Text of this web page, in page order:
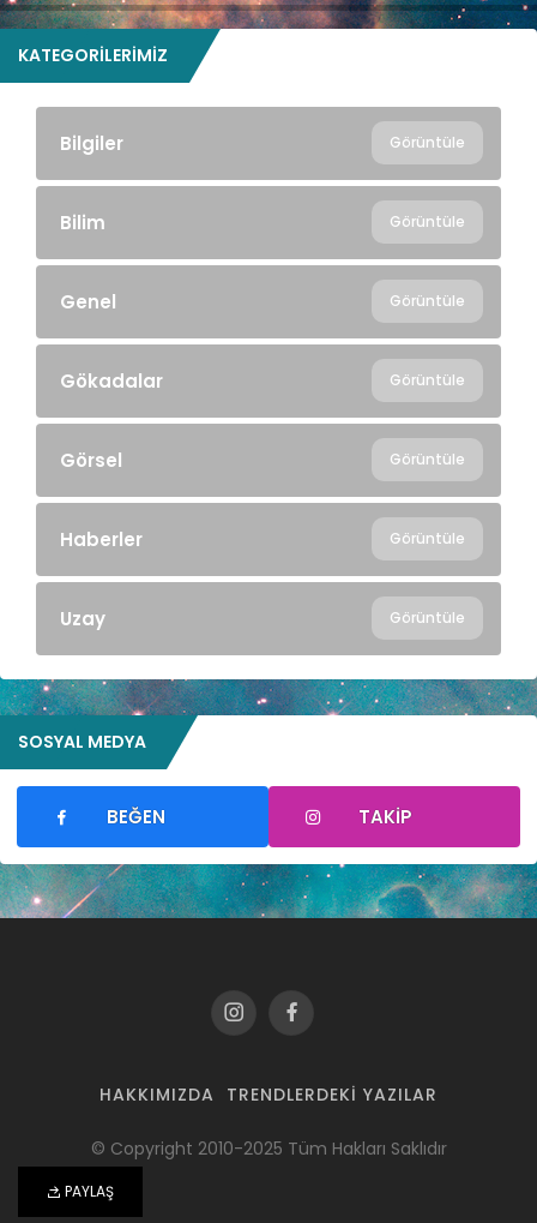
PAYLAŞ
KATEGORILERIMIZ
Bilgiler Görüntüle
Bilim Görüntüle
Genel Görüntüle
Gökadalar Görüntüle
Görsel Görüntüle
Haberler Görüntüle
Uzay Görüntüle
SOSYAL MEDYA
BEĞEN TAKIP
HAKKIMIZDA TRENDLERDEKI YAZILAR
© Copyright 2010-2025 Tüm Hakları Saklıdır